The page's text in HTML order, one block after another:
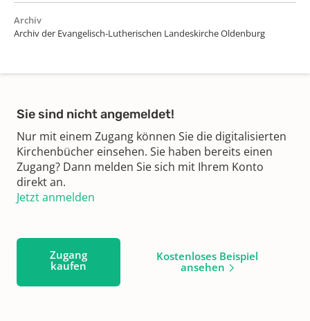
Archiv
Archiv der Evangelisch-Lutherischen Landeskirche Oldenburg
Sie sind nicht angemeldet!
Nur mit einem Zugang können Sie die digitalisierten
Kirchenbücher einsehen. Sie haben bereits einen
Zugang? Dann melden Sie sich mit Ihrem Konto
direkt an.
Jetzt anmelden
Zugang
kaufen
Kostenloses Beispiel
ansehen